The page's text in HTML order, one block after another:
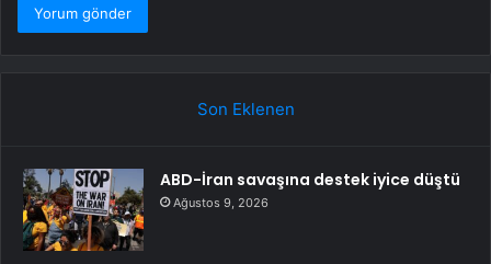
Son Eklenen
ABD-İran savaşına destek iyice düştü
Ağustos 9, 2026